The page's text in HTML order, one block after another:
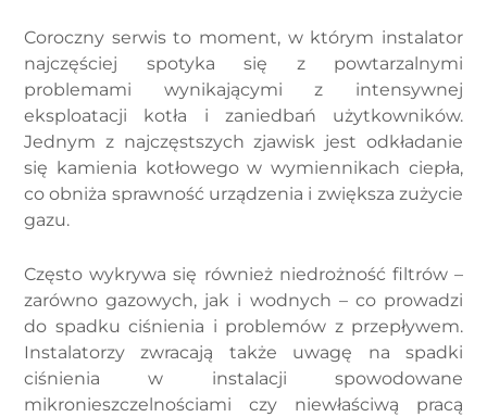
Coroczny serwis to moment, w którym instalator
najczęściej spotyka się z powtarzalnymi
problemami wynikającymi z intensywnej
eksploatacji kotła i zaniedbań użytkowników.
Jednym z najczęstszych zjawisk jest odkładanie
się kamienia kotłowego w wymiennikach ciepła,
co obniża sprawność urządzenia i zwiększa zużycie
gazu.
Często wykrywa się również niedrożność filtrów –
zarówno gazowych, jak i wodnych – co prowadzi
do spadku ciśnienia i problemów z przepływem.
Instalatorzy zwracają także uwagę na spadki
ciśnienia w instalacji spowodowane
mikronieszczelnościami czy niewłaściwą pracą